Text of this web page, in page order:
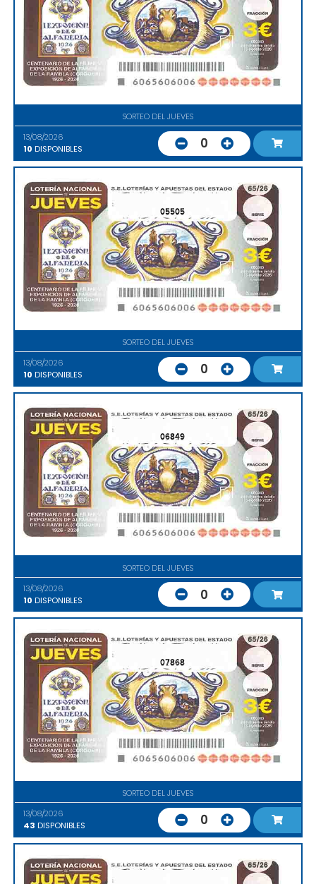
SORTEO DEL JUEVES
13/08/2026
10 DISPONIBLES 0
05505
SORTEO DEL JUEVES
13/08/2026
10 DISPONIBLES 0
06849
SORTEO DEL JUEVES
13/08/2026
10 DISPONIBLES 0
07868
SORTEO DEL JUEVES
13/08/2026
43 DISPONIBLES 0